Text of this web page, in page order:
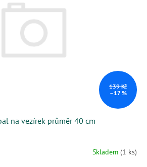
139 Kč
–17 %
na vezírek průměr 40 cm
Skladem (1 ks)